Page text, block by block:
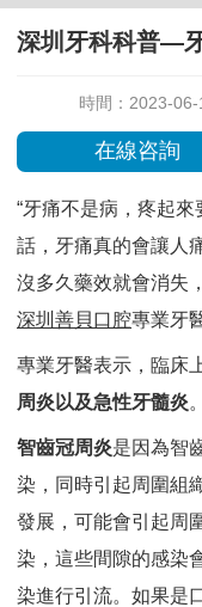
深圳牙科科普—
時間：2023-06-
在線咨詢
“牙痛不是病，疼起
話，牙痛真的會讓人
沒多久藥效就會消失
深圳善貝口腔專業牙
專業牙醫表示，臨床
周炎以及急性牙髓炎。
智齒冠周炎是因為智
染，同時引起周圍組
發展，可能會引起周
染，這些間隙的感染
染進行引流。如果是